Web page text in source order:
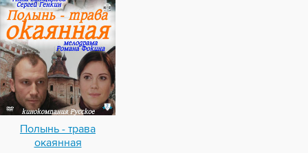
Полынь - трава
окаянная